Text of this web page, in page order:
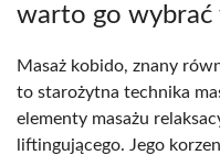
warto go wybrać
Masaż kobido, znany
to starożytna technika
elementy masażu
liftingującego. Jego